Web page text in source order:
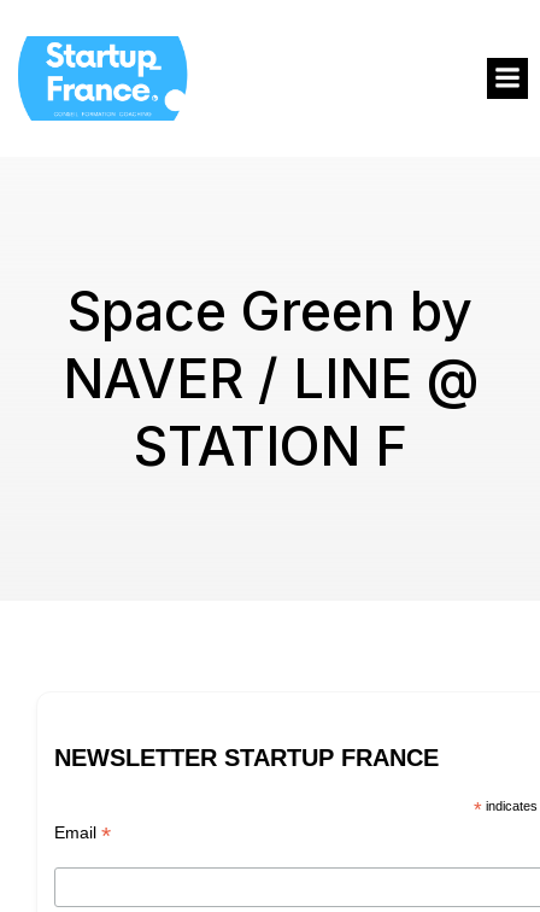
Space Green by
NAVER / LINE @
STATION F
NEWSLETTER STARTUP FRANCE
*indicates
Email*